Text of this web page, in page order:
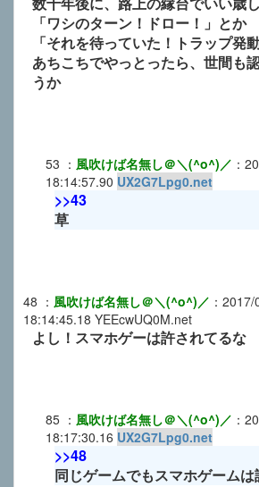
「ワシのターン！ドロー！」とか
「それを待っていた！トラップ発
あちこちでやっとったら、世間も
うか
53 ： 風吹けば名無し＠＼(^o^)／ ：
18:14:57.90 UX2G7Lpg0.net
>>43
草
48 ： 風吹けば名無し＠＼(^o^)／ ： 2017/
18:14:45.18 YEEcwUQ0M.net
よし！スマホゲーは許されてるな
85 ： 風吹けば名無し＠＼(^o^)／ ：
18:17:30.16 UX2G7Lpg0.net
>>48
同じゲームでもスマホゲーム